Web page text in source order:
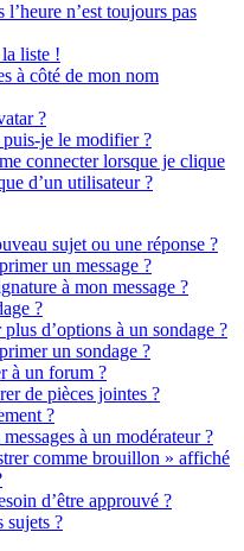
n’est toujours pas
liste !
à côté de mon nom
?
je le modifier ?
connecter lorsque je clique
d’un utilisateur ?
sujet ou une réponse ?
un message ?
à mon message ?
?
d’options à un sondage ?
un sondage ?
à un forum ?
de pièces jointes ?
?
à un modérateur ?
comme brouillon » affiché
d’être approuvé ?
sujets ?